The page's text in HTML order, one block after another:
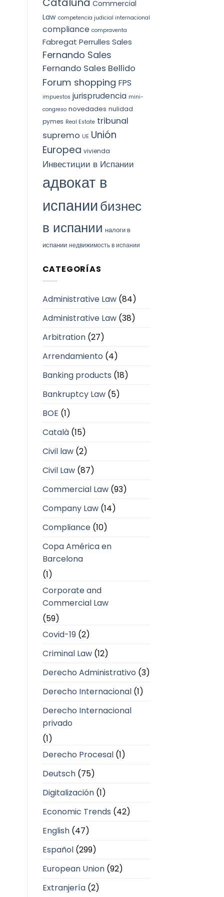
Commercial
Law competencia judicial internacional
compliance compraventa
Fabregat Perrulles Sales
Fernando Sales
Fernando Sales Bellido
Forum shopping FPS
impuestos jurisprudencia mini-
congreso novedades nulidad
pymes Real Estate tribunal
supremo UE Unión
Europea vivienda
Инвестиции в Испании
адвокат в
испаниибизнес
в испании налоги в
испании недвижимость в испании
CATEGORÍAS
Administrative Law(84)
Administrative Law(38)
Arbitration(27)
Arrendamiento (4)
Banking products (18)
Bankruptcy Law(5)
BOE (1)
Català(15)
Civil law(2)
Civil Law(87)
Commercial Law(93)
Company Law(14)
Compliance(10)
Copa América en
Barcelona
(1)
Corporate and
Commercial Law
(59)
Covid-19(2)
Criminal Law(12)
Derecho Administrativo (3)
Derecho Internacional(1)
Derecho Internacional
privado
(1)
Derecho Procesal(1)
Deutsch(75)
Digitalización(1)
Economic Trends (42)
English(47)
Español(299)
European Union(92)
Extranjería(2)